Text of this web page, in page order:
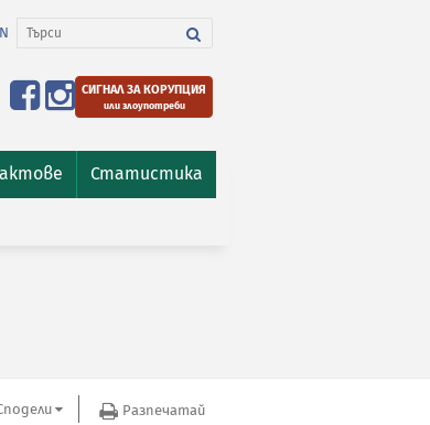
СИГНАЛ ЗА КОРУПЦИЯ
или злоупотреби
Статистика
Разпечатай